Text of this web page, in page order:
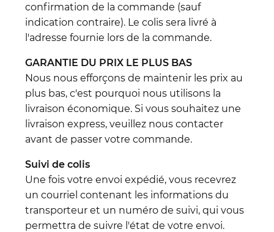
confirmation de la commande (sauf
indication contraire). Le colis sera livré à
l'adresse fournie lors de la commande.
GARANTIE DU PRIX LE PLUS BAS
Nous nous efforçons de maintenir les prix au
plus bas, c'est pourquoi nous utilisons la
livraison économique. Si vous souhaitez une
livraison express, veuillez nous contacter
avant de passer votre commande.
Suivi de colis
Une fois votre envoi expédié, vous recevrez
un courriel contenant les informations du
transporteur et un numéro de suivi, qui vous
permettra de suivre l'état de votre envoi.